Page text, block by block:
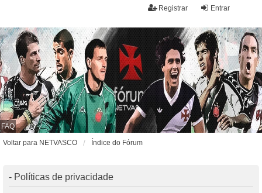
Entrar
Registrar
FAQ
Voltar para NETVASCO
Índice do Fórum
- Políticas de privacidade